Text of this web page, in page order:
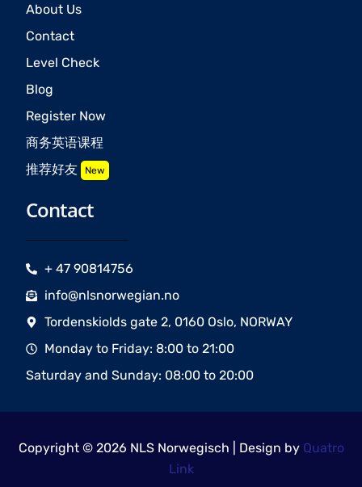
About Us
Contact
Level Check
Blog
Register Now
商务英语课程
推荐好友 New
Contact
+ 47 90814756
info@nlsnorwegian.no
Tordenskiolds gate 2, 0160 Oslo, NORWAY
Monday to Friday: 8:00 to 21:00
Saturday and Sunday: 08:00 to 20:00
Copyright © 2026 NLS Norwegisch | Design by Quatro
Link